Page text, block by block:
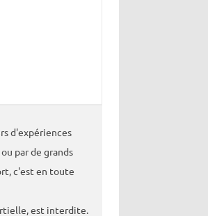
d'expériences
par de grands
c'est en toute
est interdite.